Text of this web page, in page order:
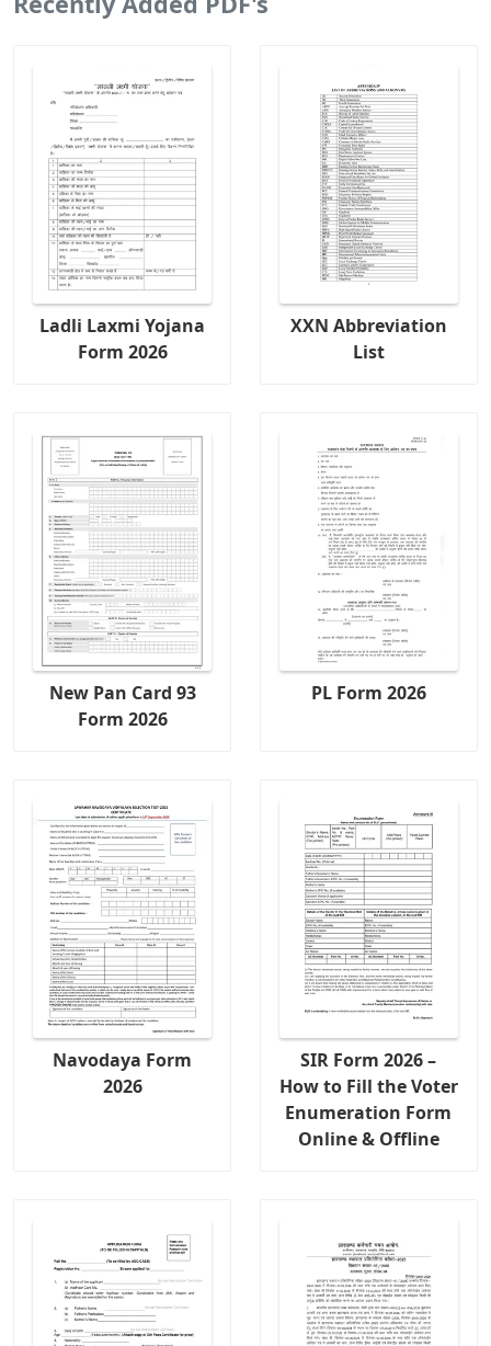
Ladli Laxmi Yojana
Form 2026
XXN Abbreviation
List
New Pan Card 93
Form 2026
PL Form 2026
Navodaya Form
2026
SIR Form 2026 –
How to Fill the Voter
Enumeration Form
Online & Offline